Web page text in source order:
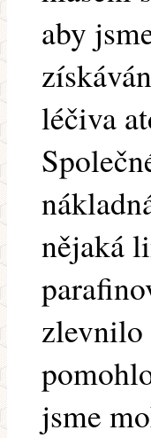
aby
léčiva
nějaká
zlevnilo
jsme